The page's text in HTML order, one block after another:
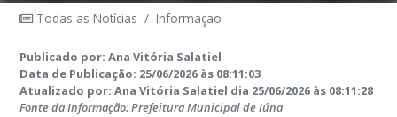
Todas as Notícias / Informaçao
Publicado por: Ana Vitória Salatiel
Data de Publicação: 25/06/2026 às 08:11:03
Atualizado por: Ana Vitória Salatiel dia 25/06/2026 às 08:11:28
Fonte da Informação: Prefeitura Municipal de Iúna